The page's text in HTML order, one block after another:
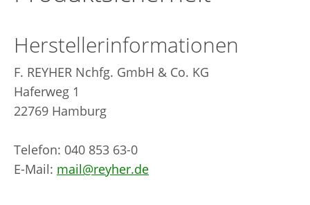
Herstellerinformationen
F. REYHER Nchfg. GmbH & Co. KG
Haferweg 1
22769 Hamburg
Telefon: 040 853 63-0
E-Mail: mail@reyher.de